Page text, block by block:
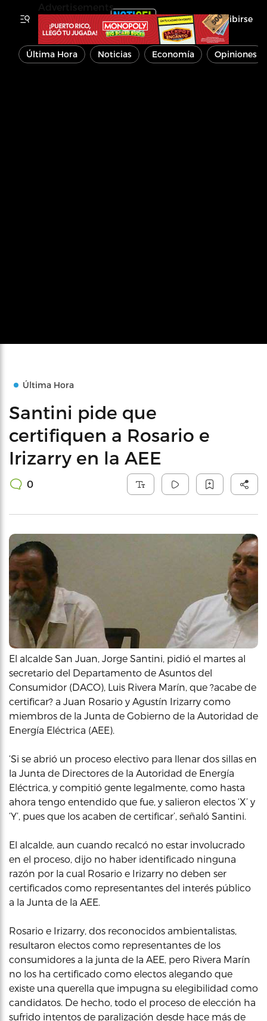
Inscribirse
Última Hora Noticias Economía Opiniones
Última Hora
Santini pide que
certifiquen a Rosario e
Irizarry en la AEE
0
El alcalde San Juan, Jorge Santini, pidió el martes al
secretario del Departamento de Asuntos del
Consumidor (DACO), Luis Rivera Marín, que ?acabe de
certificar? a Juan Rosario y Agustín Irizarry como
miembros de la Junta de Gobierno de la Autoridad de
Energía Eléctrica (AEE).
‘Si se abrió un proceso electivo para llenar dos sillas en
la Junta de Directores de la Autoridad de Energía
Eléctrica, y compitió gente legalmente, como hasta
ahora tengo entendido que fue, y salieron electos ‘X’ y
‘Y’, pues que los acaben de certificar’, señaló Santini.
El alcalde, aun cuando recalcó no estar involucrado
en el proceso, dijo no haber identificado ninguna
razón por la cual Rosario e Irizarry no deben ser
certificados como representantes del interés público
a la Junta de la AEE.
Rosario e Irizarry, dos reconocidos ambientalistas,
resultaron electos como representantes de los
consumidores a la junta de la AEE, pero Rivera Marín
no los ha certificado como electos alegando que
existe una querella que impugna su elegibilidad como
candidatos. De hecho, todo el proceso de elección ha
sufrido intentos de paralización desde hace más de
Advertisements